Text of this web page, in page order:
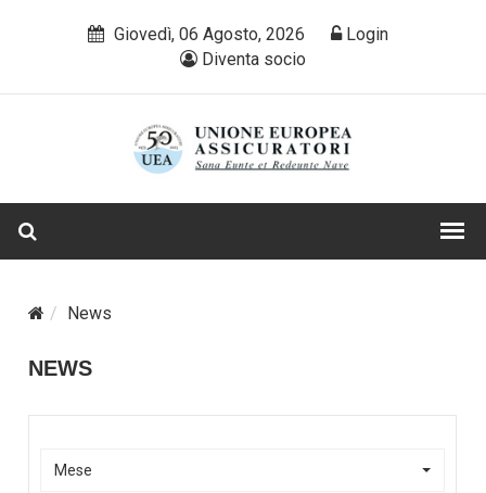
Giovedì, 06 Agosto, 2026
Login
Diventa socio
News
NEWS
Mese